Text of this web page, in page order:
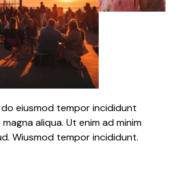
eiusmod tempor incididunt
aliqua. Ut enim ad minim
Wiusmod tempor incididunt.